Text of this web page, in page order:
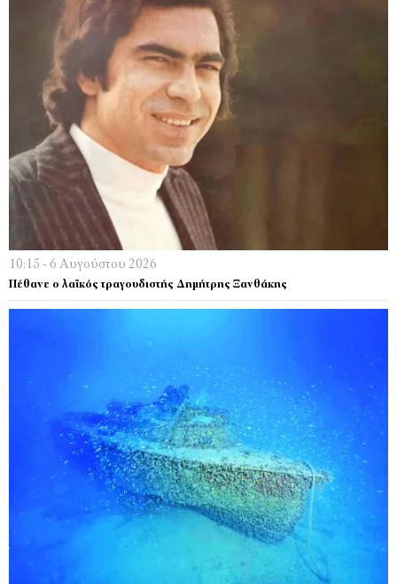
10:15 - 6 Αυγούστου 2026
Πέθανε ο λαϊκός τραγουδιστής Δημήτρης Ξανθάκης